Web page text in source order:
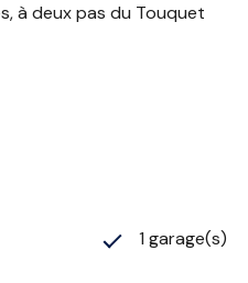
à deux pas du Touquet
1 garage(s)